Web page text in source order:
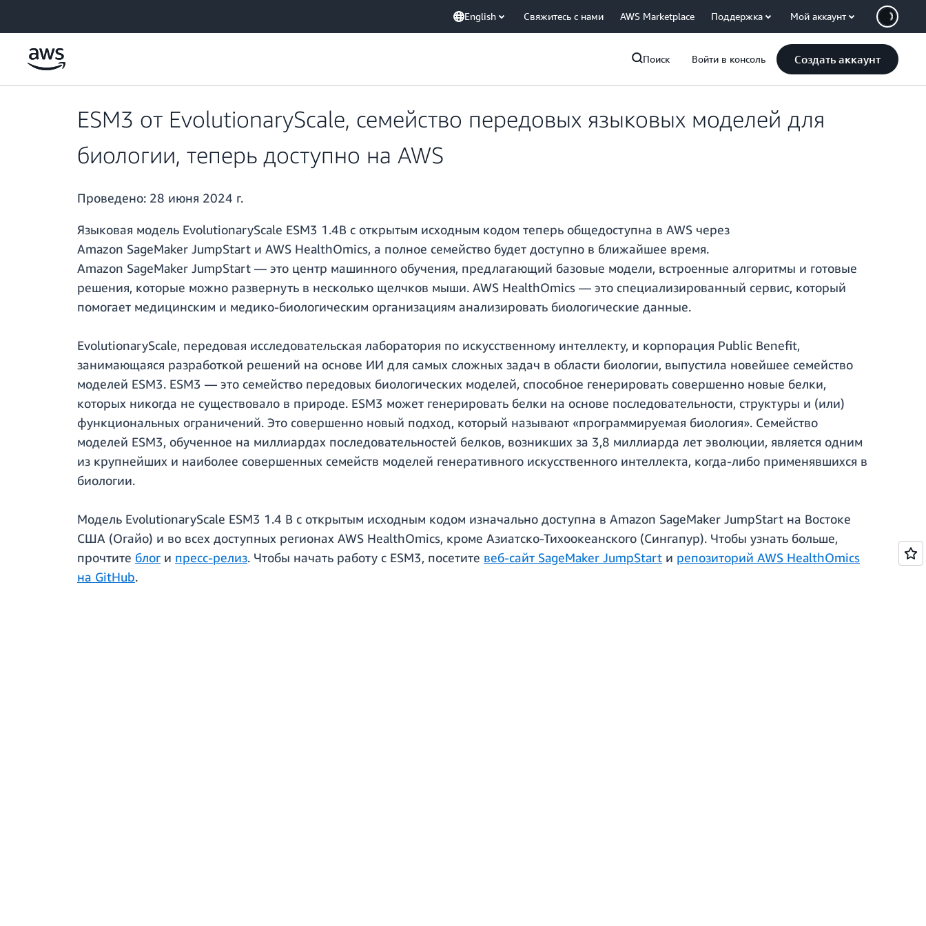
English Свяжитесь с нами AWS Marketplace Поддержка Мой аккаунт
Поиск Войти в консоль Создать аккаунт
ESM3 от EvolutionaryScale, семейство передовых языковых моделей для
биологии, теперь доступно на AWS
Проведено: 28 июня 2024 г.
Языковая модель EvolutionaryScale ESM3 1.4B с открытым исходным кодом теперь общедоступна в AWS через
Amazon SageMaker JumpStart и AWS HealthOmics, а полное семейство будет доступно в ближайшее время.
Amazon SageMaker JumpStart — это центр машинного обучения, предлагающий базовые модели, встроенные алгоритмы и готовые
решения, которые можно развернуть в несколько щелчков мыши. AWS HealthOmics — это специализированный сервис, который
помогает медицинским и медико-биологическим организациям анализировать биологические данные.
EvolutionaryScale, передовая исследовательская лаборатория по искусственному интеллекту, и корпорация Public Benefit,
занимающаяся разработкой решений на основе ИИ для самых сложных задач в области биологии, выпустила новейшее семейство
моделей ESM3. ESM3 — это семейство передовых биологических моделей, способное генерировать совершенно новые белки,
которых никогда не существовало в природе. ESM3 может генерировать белки на основе последовательности, структуры и (или)
функциональных ограничений. Это совершенно новый подход, который называют «программируемая биология». Семейство
моделей ESM3, обученное на миллиардах последовательностей белков, возникших за 3,8 миллиарда лет эволюции, является одним
из крупнейших и наиболее совершенных семейств моделей генеративного искусственного интеллекта, когда-либо применявшихся в
биологии.
Модель EvolutionaryScale ESM3 1.4 B с открытым исходным кодом изначально доступна в Amazon SageMaker JumpStart на Востоке
США (Огайо) и во всех доступных регионах AWS HealthOmics, кроме Азиатско-Тихоокеанского (Сингапур). Чтобы узнать больше,
прочтите блог и пресс-релиз. Чтобы начать работу с ESM3, посетите веб-сайт SageMaker JumpStart и репозиторий AWS HealthOmics
на GitHub.